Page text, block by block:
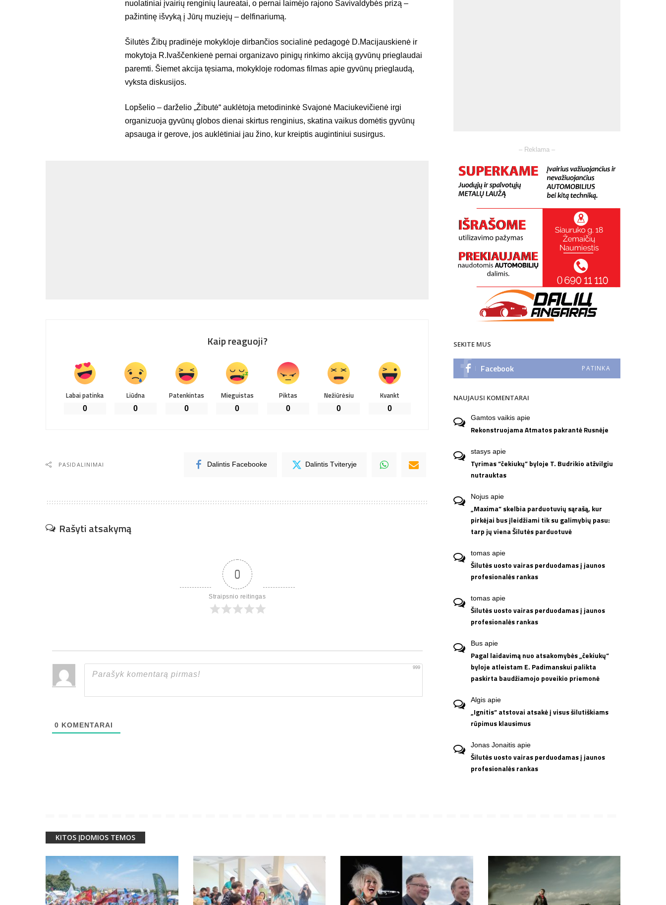
nuolatiniai įvairių renginių laureatai, o pernai laimėjo rajono Savivaldybės prizą –
pažintinę išvyką į Jūrų muziejų – delfinariumą.
Šilutės Žibų pradinėje mokykloje dirbančios socialinė pedagogė D.Macijauskienė ir
mokytoja R.Ivaščenkienė pernai organizavo pinigų rinkimo akciją gyvūnų prieglaudai
paremti. Šiemet akcija tęsiama, mokykloje rodomas filmas apie gyvūnų prieglaudą,
vyksta diskusijos.
Lopšelio – darželio „Žibutė“ auklėtoja metodininkė Svajonė Maciukevičienė irgi
organizuoja gyvūnų globos dienai skirtus renginius, skatina vaikus domėtis gyvūnų
apsauga ir gerove, jos auklėtiniai jau žino, kur kreiptis augintiniui susirgus.
Kaip reaguoji?
Labai patinka
0
Liūdna
0
Patenkintas
0
Mieguistas
0
Piktas
0
Nežiūrėsiu
0
Kvankt
0
PASIDALINIMAI Dalintis Facebooke Dalintis Tviteryje
Rašyti atsakymą
0
Straipsnio reitingas
999
0 KOMENTARAI
– Reklama –
SEKITE MUS
Facebook PATINKA
NAUJAUSI KOMENTARAI
Gamtos vaikis apie
Rekonstruojama Atmatos pakrantė Rusnėje
stasys apie
Tyrimas “čekiukų” byloje T. Budrikio atžvilgiu
nutrauktas
Nojus apie
„Maxima“ skelbia parduotuvių sąrašą, kur
pirkėjai bus įleidžiami tik su galimybių pasu:
tarp jų viena Šilutės parduotuvė
tomas apie
Šilutės uosto vairas perduodamas į jaunos
profesionalės rankas
tomas apie
Šilutės uosto vairas perduodamas į jaunos
profesionalės rankas
Bus apie
Pagal laidavimą nuo atsakomybės „čekiukų“
byloje atleistam E. Padimanskui palikta
paskirta baudžiamojo poveikio priemonė
Algis apie
„Ignitis“ atstovai atsakė į visus šilutiškiams
rūpimus klausimus
Jonas Jonaitis apie
Šilutės uosto vairas perduodamas į jaunos
profesionalės rankas
KITOS ĮDOMIOS TEMOS